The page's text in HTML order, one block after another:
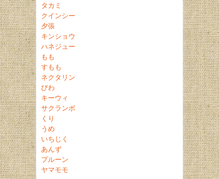
タカミ
クインシー
夕張
キンショウ
ハネジュー
もも
すもも
ネクタリン
びわ
キーウィ
サクランボ
くり
うめ
いちじく
あんず
プルーン
ヤマモモ